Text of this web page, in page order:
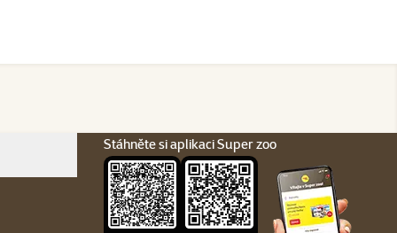
Stáhněte si aplikaci Super zoo